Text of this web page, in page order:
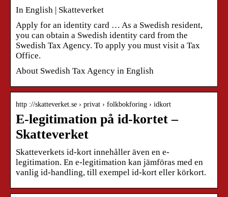
In English | Skatteverket
Apply for an identity card … As a Swedish resident,
you can obtain a Swedish identity card from the
Swedish Tax Agency. To apply you must visit a Tax
Office.
About Swedish Tax Agency in English
http ://skatteverket.se › privat › folkbokforing › idkort
E-legitimation på id-kortet –
Skatteverket
Skatteverkets id-kort innehåller även en e-
legitimation. En e-legitimation kan jämföras med en
vanlig id-handling, till exempel id-kort eller körkort.